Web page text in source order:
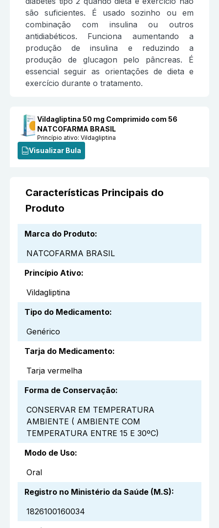
são suficientes. É usado sozinho ou em
combinação com insulina ou outros
antidiabéticos. Funciona aumentando a
produção de insulina e reduzindo a
produção de glucagon pelo pâncreas. É
essencial seguir as orientações de dieta e
exercício durante o tratamento.
Vildagliptina 50 mg Comprimido com 56
NATCOFARMA BRASIL
Princípio ativo:Vildagliptina
Visualizar Bula
Características Principais do
Produto
Marca do Produto:
NATCOFARMA BRASIL
Princípio Ativo:
Vildagliptina
Tipo do Medicamento:
Genérico
Tarja do Medicamento:
Tarja vermelha
Forma de Conservação:
CONSERVAR EM TEMPERATURA
AMBIENTE ( AMBIENTE COM
TEMPERATURA ENTRE 15 E 30ºC)
Modo de Uso:
Oral
Registro no Ministério da Saúde (M.S):
1826100160034